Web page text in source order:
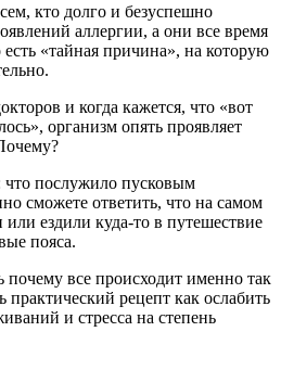
кто долго и безуспешно
аллергии, а они все время
«тайная причина», на которую
и когда кажется, что «вот
организм опять проявляет
что послужило пусковым
сможете ответить, что на самом
ездили куда-то в путешествие
пояса.
почему все происходит именно так
практический рецепт как ослабить
и стресса на степень